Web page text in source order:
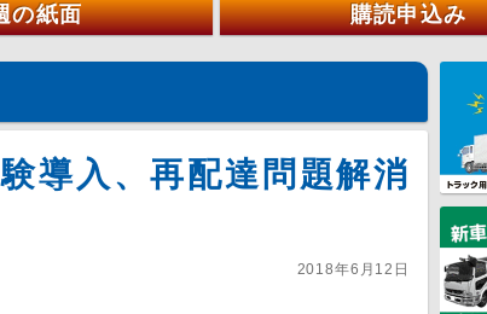
の紙面 購読申込み
導入、再配達問題解消
2018年6月12日